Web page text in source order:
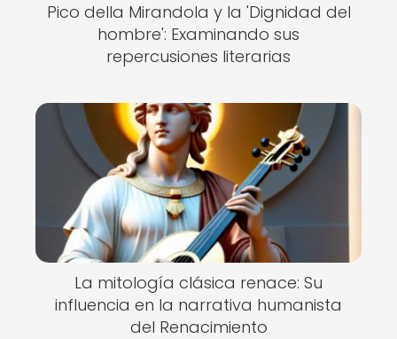
Pico della Mirandola y la 'Dignidad del
hombre': Examinando sus
repercusiones literarias
La mitología clásica renace: Su
influencia en la narrativa humanista
del Renacimiento